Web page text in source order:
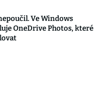
Ve Windows
OneDrive Photos, které